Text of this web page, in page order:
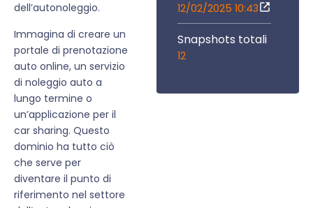
dell’autonoleggio.
Immagina di creare un
portale di prenotazione
auto online, un servizio
di noleggio auto a
lungo termine o
un’applicazione per il
car sharing. Questo
dominio ha tutto ciò
che serve per
diventare il punto di
riferimento nel settore
12/02/2025 10:43
Snapshots totali
12